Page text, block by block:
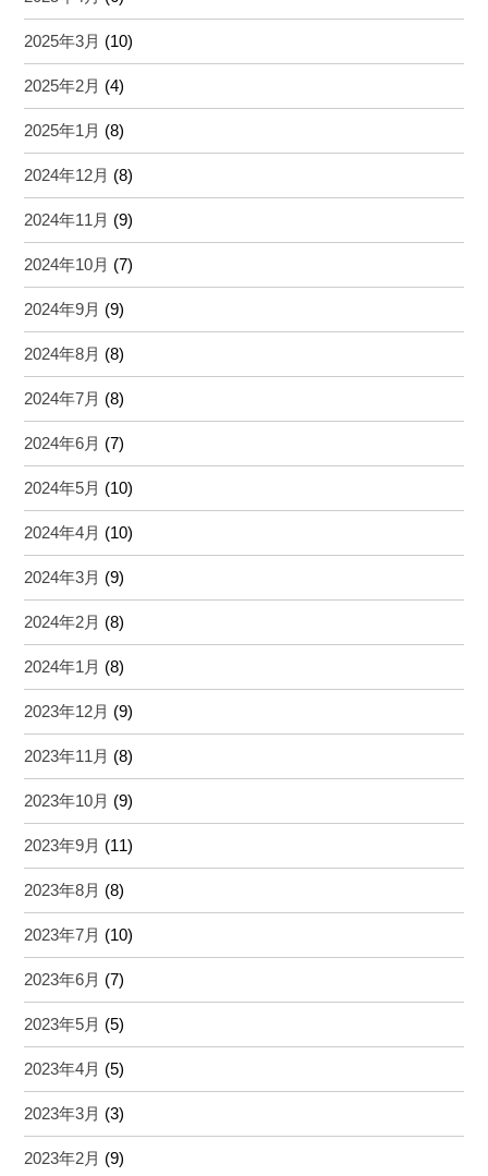
2025年3月 (10)
2025年2月 (4)
2025年1月 (8)
2024年12月 (8)
2024年11月 (9)
2024年10月 (7)
2024年9月 (9)
2024年8月 (8)
2024年7月 (8)
2024年6月 (7)
2024年5月 (10)
2024年4月 (10)
2024年3月 (9)
2024年2月 (8)
2024年1月 (8)
2023年12月 (9)
2023年11月 (8)
2023年10月 (9)
2023年9月 (11)
2023年8月 (8)
2023年7月 (10)
2023年6月 (7)
2023年5月 (5)
2023年4月 (5)
2023年3月 (3)
2023年2月 (9)